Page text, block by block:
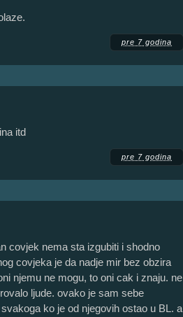
pre 7 godina
itd
pre 7 godina
covjek nema sta izgubiti i shodno
covjeka je da nadje mir bez obzira
njemu ne mogu, to oni cak i znaju. ne
ljude. ovako je sam sebe
ko je od njegovih ostao u BL. a